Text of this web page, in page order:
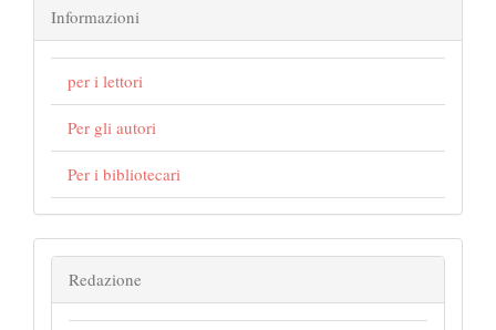
Informazioni
per i lettori
Per gli autori
Per i bibliotecari
Redazione